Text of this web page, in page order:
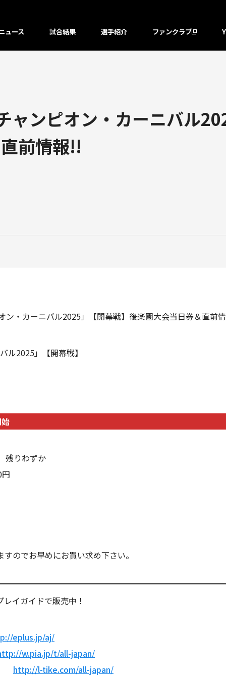
ュース 試合結果 選手紹介 ファンクラブ
ャンピオン・カーニバル
前情報!!
ン・カーニバル2025」【開幕戦】後楽園大会当日券＆直前
ル2025」【開幕戦】
りわずか
のでお早めにお買い求め下さい。
イガイドで販売中！
eplus.jp/aj/
w.pia.jp/t/all-japan/
http://l-tike.com/all-japan/